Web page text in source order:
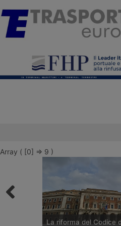
Array ( [0] => 9 )
La riforma del Codice